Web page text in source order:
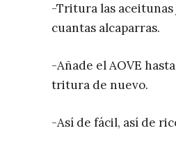
-Tritura las
cuantas alcaparras.
-Añade el AOVE
tritura de nuevo.
-Así de fácil, así de